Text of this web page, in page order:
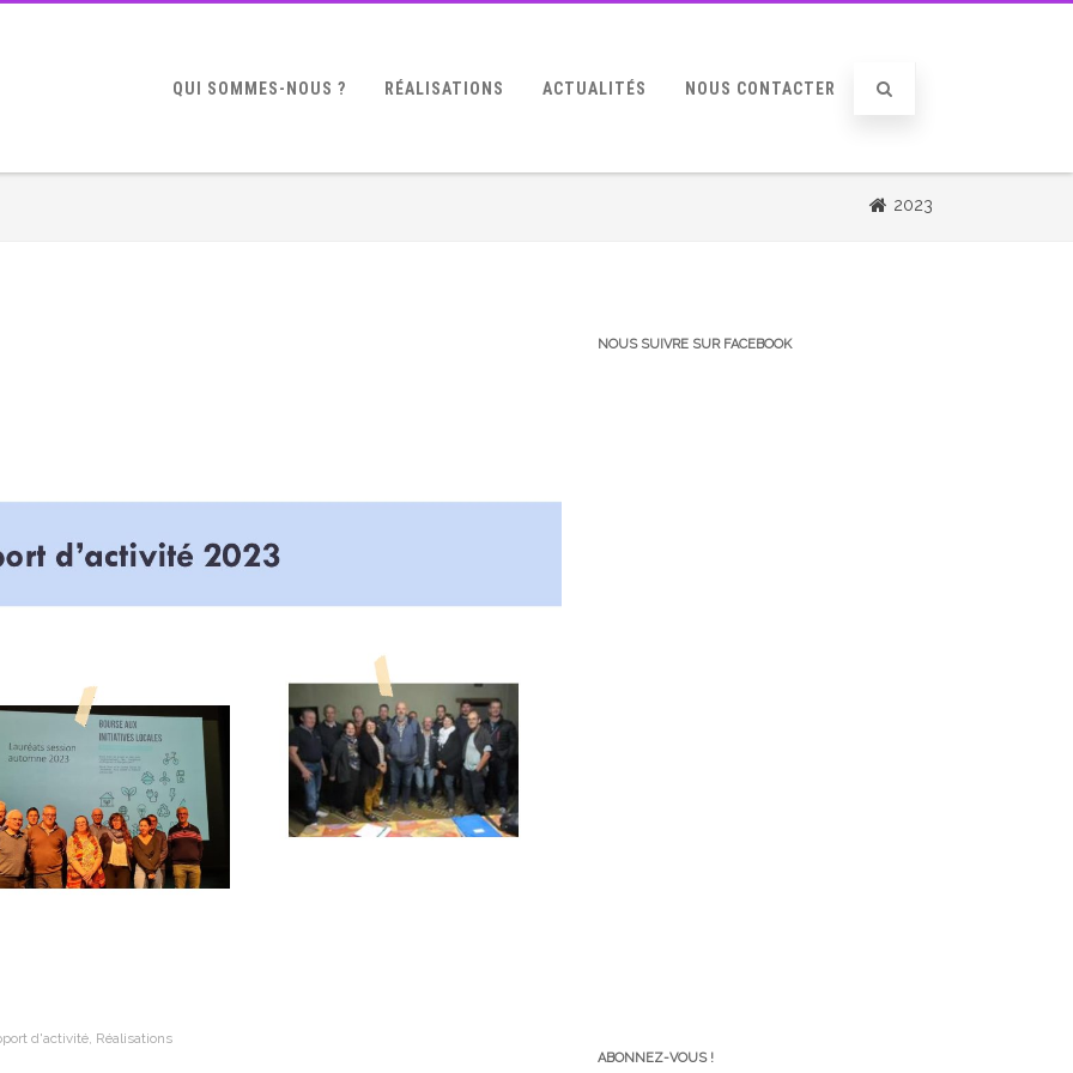
QUI SOMMES-NOUS ? RÉALISATIONS ACTUALITÉS NOUS CONTACTER
2023
d'activité, Réalisations
NOUS SUIVRE SUR FACEBOOK
ABONNEZ-VOUS !